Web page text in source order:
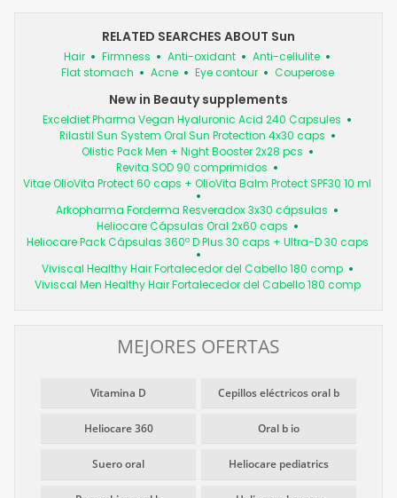
RELATED SEARCHES ABOUT Sun
Hair Firmness Anti-oxidant
Anti-cellulite
Flat stomach
Acne Eye contour Couperose
New in Beauty supplements
Exceldiet Pharma Vegan Hyaluronic Acid 240 Capsules
Rilastil Sun System Oral Sun Protection 4x30 caps
Olistic Pack Men + Night Booster 2x28 pcs
Revita SOD 90 comprimidos
Vitae OlioVita Protect 60 caps + OlioVita Balm Protect SPF30 10 ml
Arkopharma Forderma Resveradox 3x30 cápsulas
Heliocare Cápsulas Oral 2x60 caps
Heliocare Pack Cápsulas 360º D Plus 30 caps + Ultra-D 30 caps
Viviscal Healthy Hair Fortalecedor del Cabello 180 comp
Viviscal Men Healthy Hair Fortalecedor del Cabello 180 comp
MEJORES OFERTAS
Vitamina D Cepillos eléctricos oral b
Heliocare 360 Oral b io
Suero oral Heliocare pediatrics